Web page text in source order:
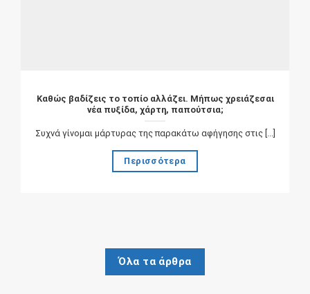
Καθώς βαδίζεις το τοπίο αλλάζει. Μήπως χρειάζεσαι
νέα πυξίδα, χάρτη, παπούτσια;
Συχνά γίνομαι μάρτυρας της παρακάτω αφήγησης στις [...]
Περισσότερα
Όλα τα άρθρα